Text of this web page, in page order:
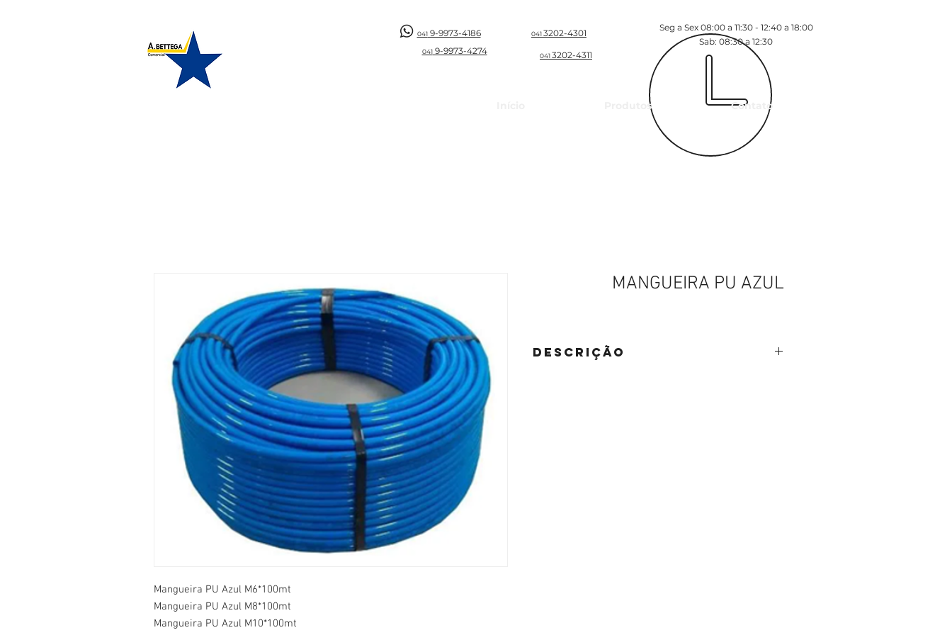
0419-9973-4186
0419-9973-4274
0413202-4301
0413202-4311
Seg a Sex 08:00 a 11:30 - 12:40 a 18:00
Sab: 08:30 a 12:30
Produtos Contato
Mangueira PU Azul M6*100mt
Mangueira PU Azul M8*100mt
Mangueira PU Azul M10*100mt
MANGUEIRA PU AZUL
DESCRIÇÃO